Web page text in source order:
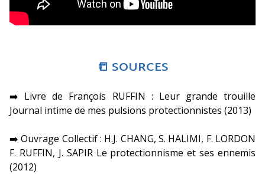
📒 SOURCES
➡️ Livre de François RUFFIN : Leur grande trouille
Journal intime de mes pulsions protectionnistes (2013)
➡️ Ouvrage Collectif : H.J. CHANG, S. HALIMI, F. LORDON
F. RUFFIN, J. SAPIR Le protectionnisme et ses ennemis
(2012)